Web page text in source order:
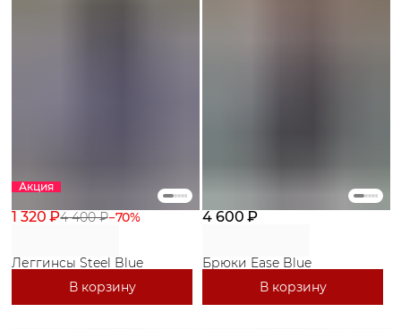
Акция
1 320 ₽4 400 ₽−70%
Леггинсы Steel Blue
В корзину
4 600 ₽
Брюки Ease Blue
В корзину